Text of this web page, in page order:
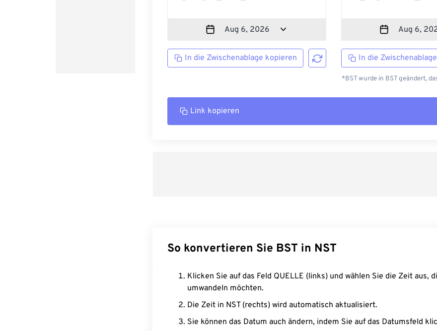
In die Zwischenablage kopieren In die
*BST wurde in BST geändert,
Link kopieren
So konvertieren Sie BST in NST
Klicken Sie auf das Feld QUELLE (links) und wählen Sie die Zeit aus,
umwandeln möchten.
Die Zeit in NST (rechts) wird automatisch aktualisiert.
Sie können das Datum auch ändern, indem Sie auf das Datumsfeld